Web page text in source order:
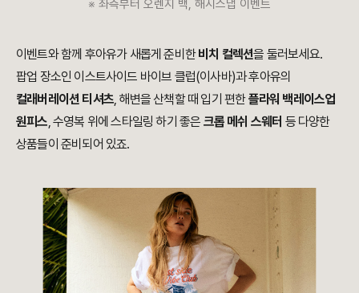
※ 좌측부터 오렌지 백, 해시스냅 이벤트
이벤트와 함께 후아유가 새롭게 준비한비치 컬렉션을 둘러보세요.
팝업 장소인 이스트사이드 바이브 클럽(이사바)과 후아유의
컬래버레이션 티셔츠, 해변을 산책할 때 입기 편한플라워 백레이스업
원피스, 수영복 위에 스타일링 하기 좋은 크롭 메쉬 스웨터 등 다양한
상품들이 준비되어 있죠.